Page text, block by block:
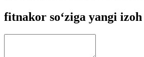
fitnakor so‘ziga yangi izoh